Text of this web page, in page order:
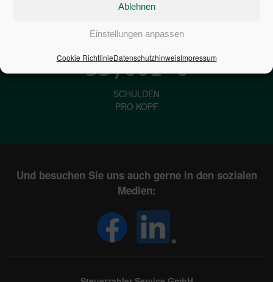
Ablehnen
Einstellungen anpassen
Cookie RichtlinieDatenschutzhinweisImpressum
STAATSVERSCHULDUNG
33,601€
SCHULDEN
PRO KOPF
Und besuchen Sie uns auch gerne in den sozialen
Medien: